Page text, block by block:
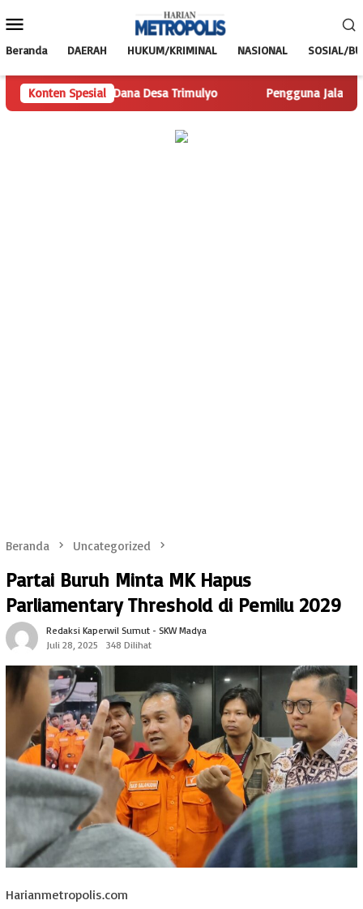
ke
Mobile
Beranda DAERAH HUKUM/KRIMINAL NASIONAL SOSIAL/
Konten Spesial
Telusuri Dana Desa Trimulyo Pengguna Jalan Iskandar
Beranda Uncategorized
Partai Buruh Minta MK Hapus
Parliamentary Threshold di Pemilu 2029
Redaksi Kaperwil Sumut - SKW Madya
Juli 28, 2025
348 Dilihat
Harianmetropolis.com